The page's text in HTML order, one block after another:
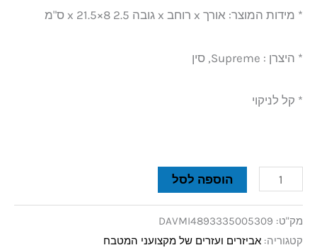
* מידות המוצר: אורך x רוחב x גובה 2.5 x 21.5×8 ס"מ
* היצרן : Supreme, סין
* קל לניקוי
הוספה לסל
מק"ט: DAVMI4893335005309
קטגוריה: אביזרים ועזרים של מקצועני המטבח